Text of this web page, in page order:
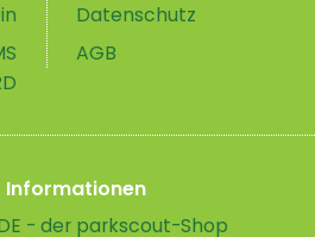
Datenschutz
AGB
Informationen
- der parkscout-Shop